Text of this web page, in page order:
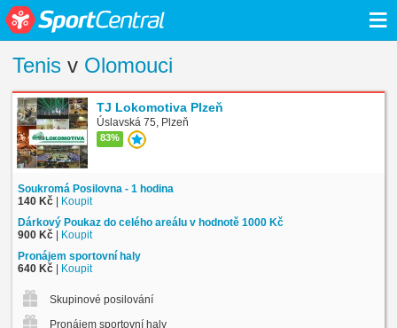
≡
Tenis v Olomouci
TJ Lokomotiva Plzeň
Úslavská 75, Plzeň
83%
Soukromá Posilovna - 1 hodina
140 Kč | Koupit
Dárkový Poukaz do celého areálu v hodnotě 1000 Kč
900 Kč | Koupit
Pronájem sportovní haly
640 Kč | Koupit
Skupinové posilování
Pronájem sportovní haly